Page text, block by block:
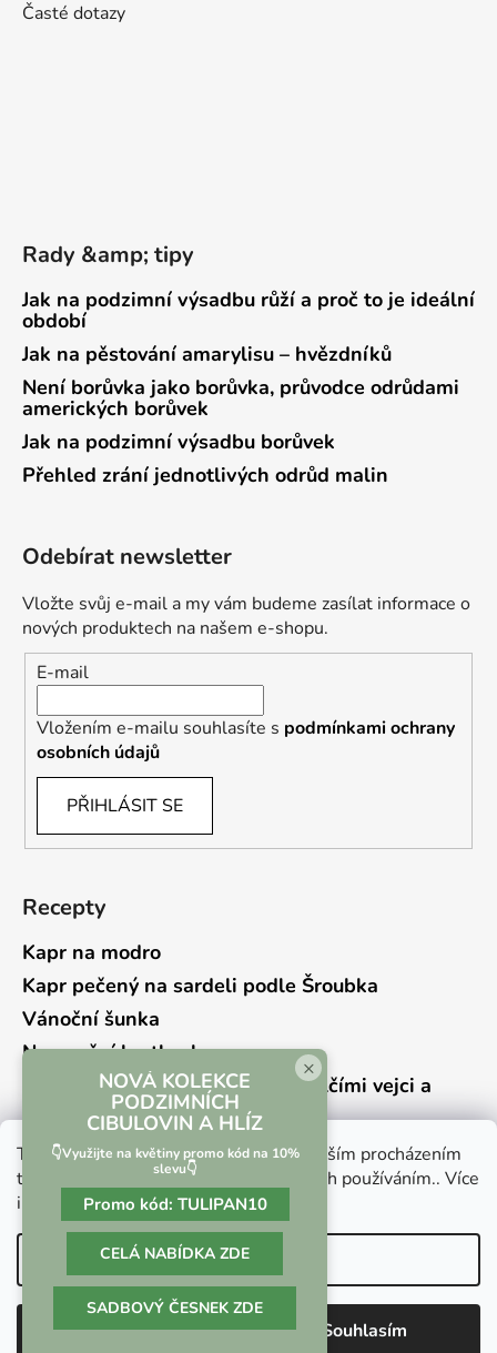
Tento web používá soubory cookie. Dalším procházením
tohoto webu vyjadřujete souhlas s jejich používáním.. Více
informacízde.
Nastavení
Odmítnout Souhlasím
Časté dotazy
Rady &amp; tipy
Jak na podzimní výsadbu růží a proč to je ideální
období
Jak na pěstování amarylisu – hvězdníků
Není borůvka jako borůvka, průvodce odrůdami
amerických borůvek
Jak na podzimní výsadbu borůvek
Přehled zrání jednotlivých odrůd malin
Odebírat newsletter
Vložte svůj e-mail a my vám budeme zasílat informace o
nových produktech na našem e-shopu.
E-mail
Vložením e-mailu souhlasíte s podmínkami ochrany
osobních údajů
PŘIHLÁSIT SE
Recepty
Kapr na modro
Kapr pečený na sardeli podle Šroubka
Vánoční šunka
Novoroční hrstkovka
Lehký bramborový salát s křepelčími vejci a
kyselou okurkou
Vrácení zboží a reklamace Kontaktní formulář
Vytvořil Shoptet
Copyright 2026Culina Botanica
. Všechna práva
×
NOVÁ KOLEKCE
PODZIMNÍCH
CIBULOVIN A HLÍZ
👇Využijte na květiny promo kód na 10%
slevu👇
Promo kód: TULIPAN10
CELÁ NABÍDKA ZDE
SADBOVÝ ČESNEK ZDE